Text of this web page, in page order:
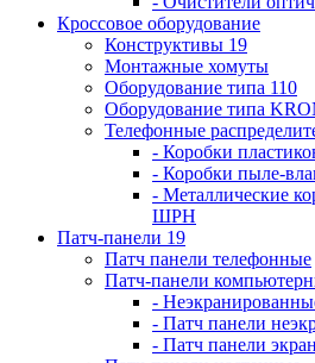
Кроссовое оборудование
Конструктивы 19
Монтажные хомуты
Оборудование типа 110
Оборудование типа
Телефонные
- Коробки
- Коробки пыле-
- Металлические
ШРН
Патч-панели 19
Патч панели телефонные
Патч-панели
-
- Патч панели
- Патч панели